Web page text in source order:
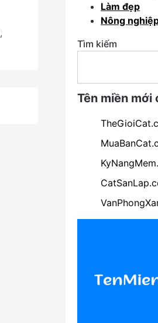
,
Làm đẹp
Nông
Tìm kiếm
Tên miền mới